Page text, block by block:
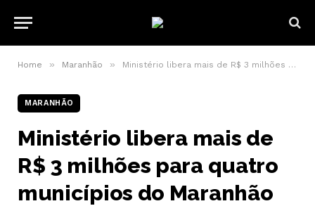
Home » Maranhão » Ministério libera mais de R$ 3 milhões para quatro municípios do Maranhão
MARANHÃO
Ministério libera mais de
R$ 3 milhões para quatro
municípios do Maranhão